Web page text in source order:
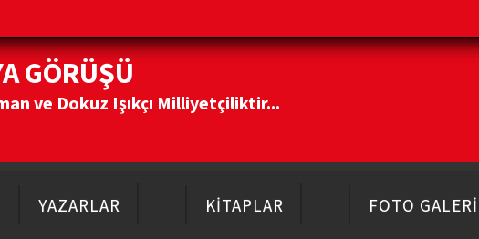
GÖRÜŞÜ
ve Dokuz Işıkçı Milliyetçiliktir...
YAZARLAR KİTAPLAR FOTO GALERİ